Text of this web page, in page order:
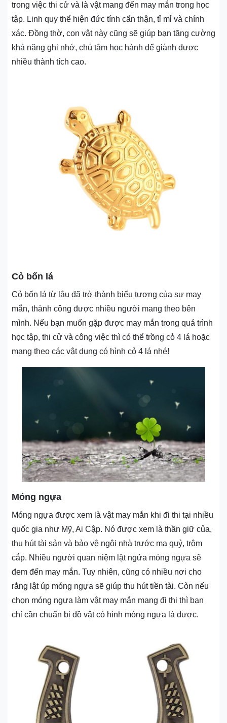
trong việc thi cử và là vật mang đến may mắn trong học
tập. Linh quy thể hiện đức tính cẩn thận, tỉ mỉ và chính
xác. Đồng thờ, con vật này cũng sẽ giúp bạn tăng cường
khả năng ghi nhớ, chú tâm học hành để giành được
nhiều thành tích cao.
Cỏ bốn lá
Cỏ bốn lá từ lâu đã trở thành biểu tượng của sự may
mắn, thành công được nhiều người mang theo bên
mình. Nếu bạn muốn gặp được may mắn trong quá trình
học tập, thi cử và công việc thì có thể trồng cỏ 4 lá hoặc
mang theo các vật dụng có hình cỏ 4 lá nhé!
Móng ngựa
Móng ngựa được xem là vật may mắn khi đi thi tại nhiều
quốc gia như Mỹ, Ai Cập. Nó được xem là thần giữ của,
thu hút tài sản và bảo vệ ngôi nhà trước ma quỷ, trộm
cắp. Nhiều người quan niệm lật ngửa móng ngựa sẽ
đem đến may mắn. Tuy nhiên, cũng có nhiều nơi cho
rằng lật úp móng ngựa sẽ giúp thu hút tiền tài. Còn nếu
chọn móng ngựa làm vật may mắn mang đi thi thì bạn
chỉ cần chuẩn bị đồ vật có hình móng ngựa là được.